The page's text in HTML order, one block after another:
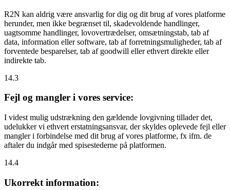
R2N kan aldrig være ansvarlig for dig og dit brug af vores platforme
herunder, men ikke begrænset til, skadevoldende handlinger,
uagtsomme handlinger, lovovertrædelser, omsætningstab, tab af
data, information eller software, tab af forretningsmuligheder, tab af
forventede besparelser, tab af goodwill eller ethvert direkte eller
indirekte tab.
14.3
Fejl og mangler i vores service:
I videst mulig udstrækning den gældende lovgivning tillader det,
udelukker vi ethvert erstatningsansvar, der skyldes oplevede fejl eller
mangler i forbindelse med dit brug af vores platforme, fx ifm. de
aftaler du indgår med spisestederne på platformen.
14.4
Ukorrekt information: